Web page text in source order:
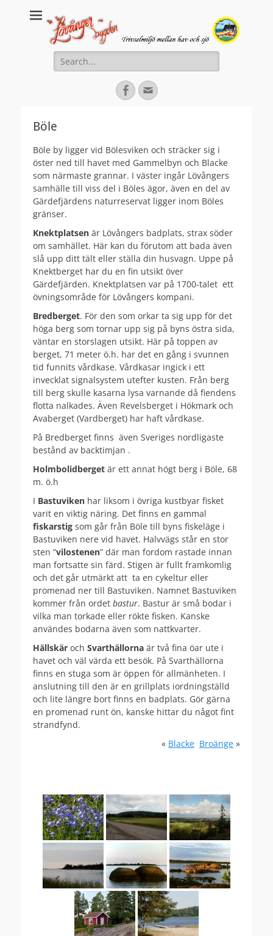
Lovanger.se
Välkommen till Lövånger
Search
for:
Facebook
Email
Böle
Böle by ligger vid Bölesviken och sträcker sig i
öster ned till havet med Gammelbyn och Blacke
som närmaste grannar. I väster ingår Lövångers
samhälle till viss del i Böles ägor, även en del av
Gärdefjärdens naturreservat ligger inom Böles
gränser.
Knektplatsen är Lövångers badplats, strax söder
om samhället. Här kan du förutom att bada även
slå upp ditt tält eller ställa din husvagn. Uppe på
Knektberget har du en fin utsikt över
Gärdefjärden. Knektplatsen var på 1700-talet ett
övningsområde för Lövångers kompani.
Bredberget. För den som orkar ta sig upp för det
höga berg som tornar upp sig på byns östra sida,
väntar en storslagen utsikt. Här på toppen av
berget, 71 meter ö.h. har det en gång i svunnen
tid funnits vårdkase. Vårdkasar ingick i ett
invecklat signalsystem utefter kusten. Från berg
till berg skulle kasarna lysa varnande då fiendens
flotta nalkades. Även Revelsberget i Hökmark och
Avaberget (Vardberget) har haft vårdkase.
På Bredberget finns även Sveriges nordligaste
bestånd av backtimjan .
Holmbolidberget är ett annat högt berg i Böle, 68
m. ö.h
I Bastuviken har liksom i övriga kustbyar fisket
varit en viktig näring. Det finns en gammal
fiskarstig som går från Böle till byns fiskeläge i
Bastuviken nere vid havet. Halvvägs står en stor
sten ”vilostenen” där man fordom rastade innan
man fortsatte sin färd. Stigen är fullt framkomlig
och det går utmärkt att ta en cykeltur eller
promenad ner till Bastuviken. Namnet Bastuviken
kommer från ordet bastur. Bastur är små bodar i
vilka man torkade eller rökte fisken. Kanske
användes bodarna även som nattkvarter.
Hällskär och Svarthällorna är två fina öar ute i
havet och väl värda ett besök. På Svarthällorna
finns en stuga som är öppen för allmänheten. I
anslutning till den är en grillplats iordningställd
och lite längre bort finns en badplats. Gör gärna
en promenad runt ön, kanske hittar du något fint
strandfynd.
« Blacke Broänge »